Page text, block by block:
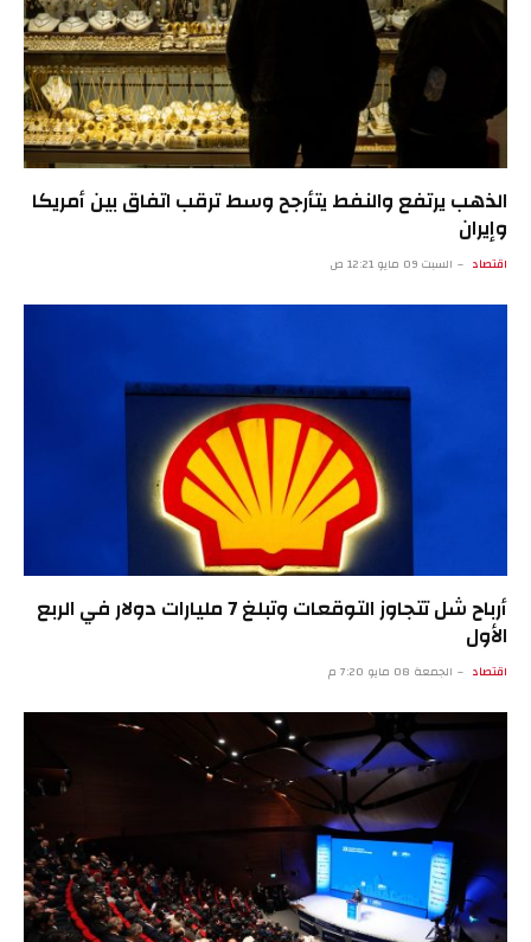
الذهب يرتفع والنفط يتأرجح وسط ترقب اتفاق بين أمريكا
وإيران
اقتصاد السبت 09 مايو 12:21 ص
أرباح شل تتجاوز التوقعات وتبلغ 7 مليارات دولار في الربع
الأول
اقتصاد الجمعة 08 مايو 7:20 م